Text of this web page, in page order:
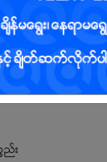
ျပြီးဝန်ဆောင်မှုစ
ား ပြန်လည်ချိန်ညှိခ
ရောင်းနှင့် ဆားဗစ်
းမှာ-
ည်း